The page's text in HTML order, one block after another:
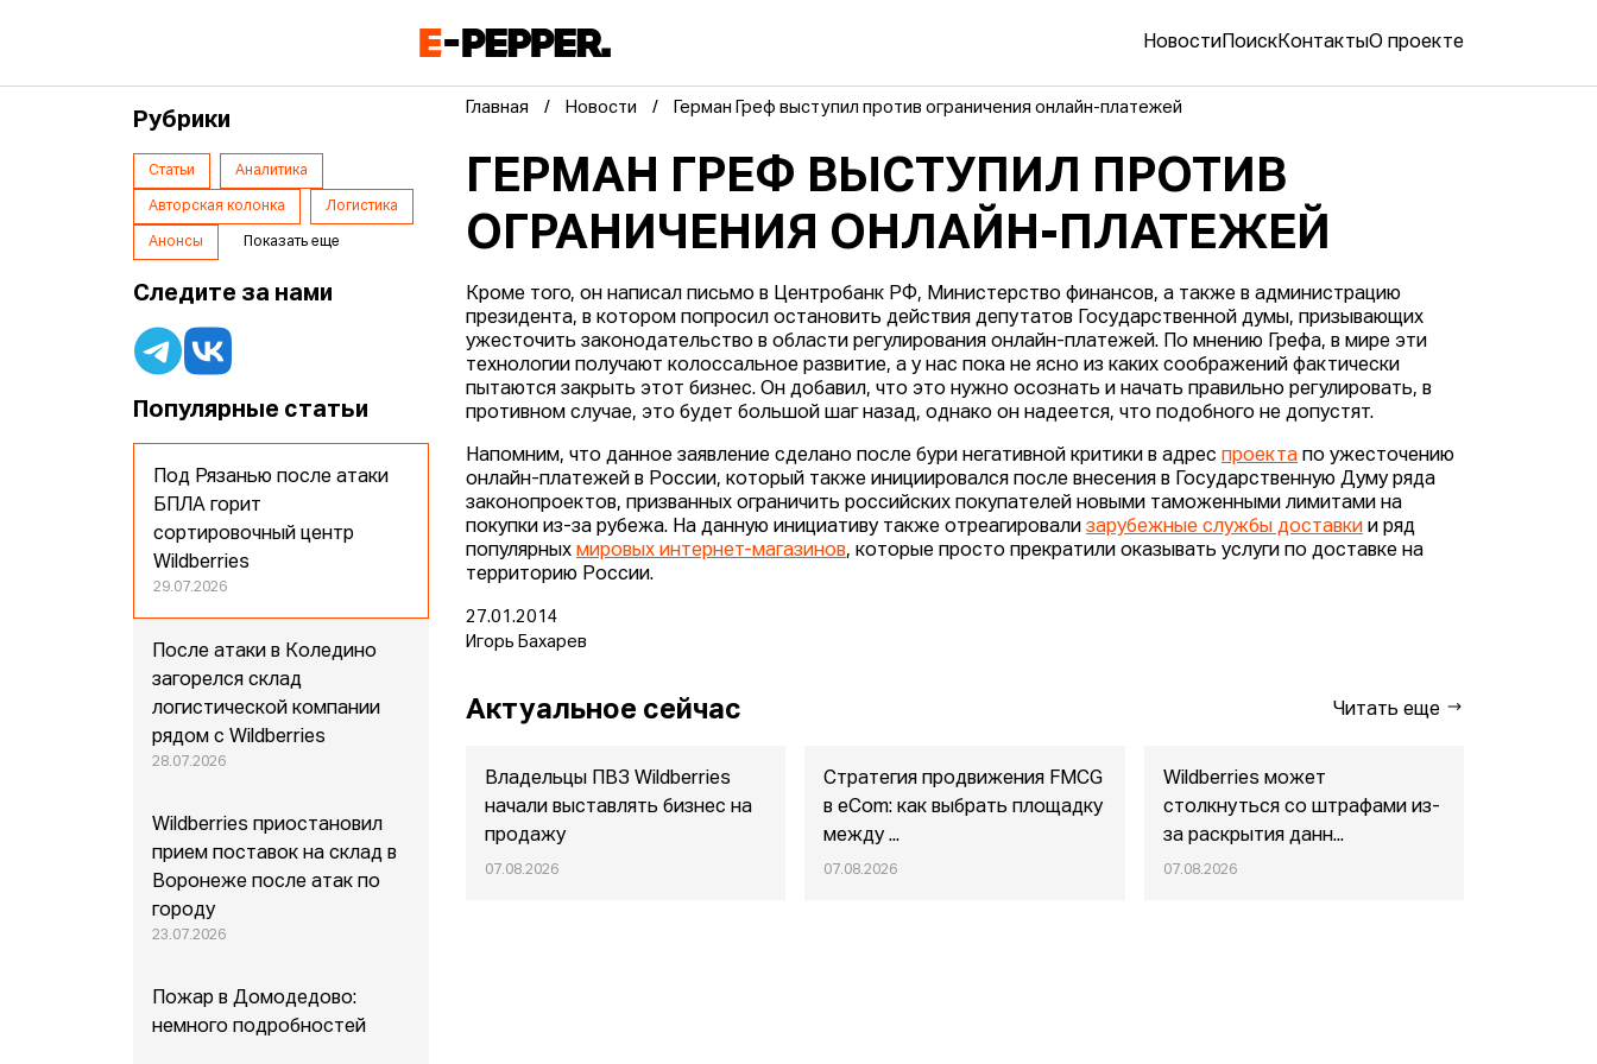
Новости ПоискКонтактыО проекте
Главная Новости Герман Греф выступил против ограничения онлайн-платежей
ГЕРМАН ГРЕФ ВЫСТУПИЛ ПРОТИВ
ОГРАНИЧЕНИЯ ОНЛАЙН-ПЛАТЕЖЕЙ
Кроме того, он написал письмо в Центробанк РФ, Министерство финансов, а также в администрацию
президента, в котором попросил остановить действия депутатов Государственной думы, призывающих
ужесточить законодательство в области регулирования онлайн-платежей. По мнению Грефа, в мире эти
технологии получают колоссальное развитие, а у нас пока не ясно из каких соображений фактически
пытаются закрыть этот бизнес. Он добавил, что это нужно осознать и начать правильно регулировать, в
противном случае, это будет большой шаг назад, однако он надеется, что подобного не допустят.
Напомним, что данное заявление сделано после бури негативной критики в адреспроекта по ужесточению
онлайн-платежей в России, который также инициировался после внесения в Государственную Думу ряда
законопроектов, призванных ограничить российских покупателей новыми таможенными лимитами на
покупки из-за рубежа. На данную инициативу также отреагировализарубежные службы доставки и ряд
популярныхмировых интернет-магазинов, которые просто прекратили оказывать услуги по доставке на
территорию России.
27.01.2014
Игорь Бахарев
Актуальное сейчас Читать еще
Владельцы ПВЗ Wildberries
начали выставлять бизнес на
продажу
07.08.2026
Стратегия продвижения FMCG
в eСom: как выбрать площадку
между ...
07.08.2026
Wildberries может
столкнуться со штрафами из-
за раскрытия данн...
07.08.2026
Рубрики
Статьи Аналитика
Авторская колонка Логистика
Анонсы Показать еще
Следите за нами
Популярные статьи
Под Рязанью после атаки
БПЛА горит
сортировочный центр
Wildberries
29.07.2026
После атаки в Коледино
загорелся склад
логистической компании
рядом с Wildberries
28.07.2026
Wildberries приостановил
прием поставок на склад в
Воронеже после атак по
городу
23.07.2026
Пожар в Домодедово:
немного подробностей